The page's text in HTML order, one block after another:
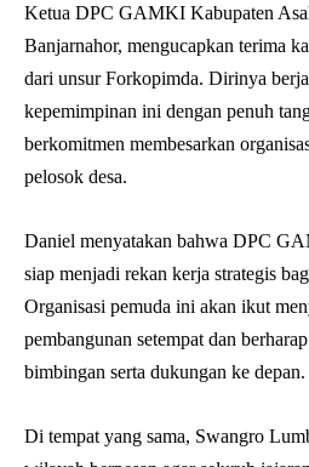
Ketua DPC GAMKI Kabupaten
Banjarnahor, mengucapkan terima
dari unsur Forkopimda. Dirinya
kepemimpinan ini dengan penuh
berkomitmen membesarkan
pelosok desa.
Daniel menyatakan bahwa DPC
siap menjadi rekan kerja strategis
Organisasi pemuda ini akan ikut
pembangunan setempat dan
bimbingan serta dukungan ke depan.
Di tempat yang sama, Swangro